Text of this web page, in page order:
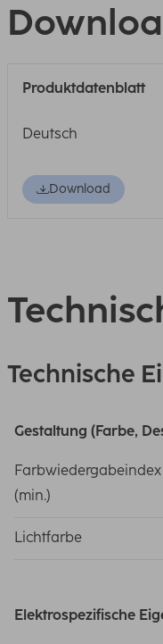
Produktdatenblatt
Deutsch
Download
Technische
Gestaltung (Farbe,
Farbwiedergabeindex
(min.)
Lichtfarbe
Elektrospezifische